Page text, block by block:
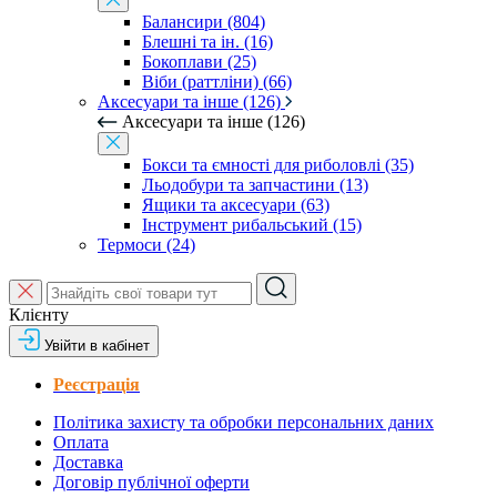
Балансири (804)
Блешні та ін. (16)
Бокоплави (25)
Віби (раттліни) (66)
Аксесуари та інше (126)
Аксесуари та інше (126)
Бокси та ємності для риболовлі (35)
Льодобури та запчастини (13)
Ящики та аксесуари (63)
Інструмент рибальський (15)
Термоси (24)
Клієнту
Увійти в кабінет
Реєстрація
Політика захисту та обробки персональних даних
Оплата
Доставка
Договір публічної оферти